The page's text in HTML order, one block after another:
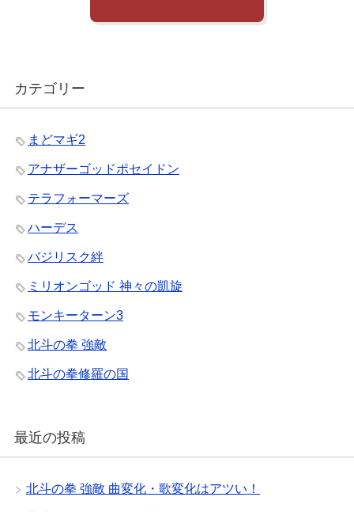
カテゴリー
まどマギ2
アナザーゴッドポセイドン
テラフォーマーズ
ハーデス
バジリスク絆
ミリオンゴッド 神々の凱旋
モンキーターン3
北斗の拳 強敵
北斗の拳修羅の国
最近の投稿
北斗の拳 強敵 曲変化・歌変化はアツい！